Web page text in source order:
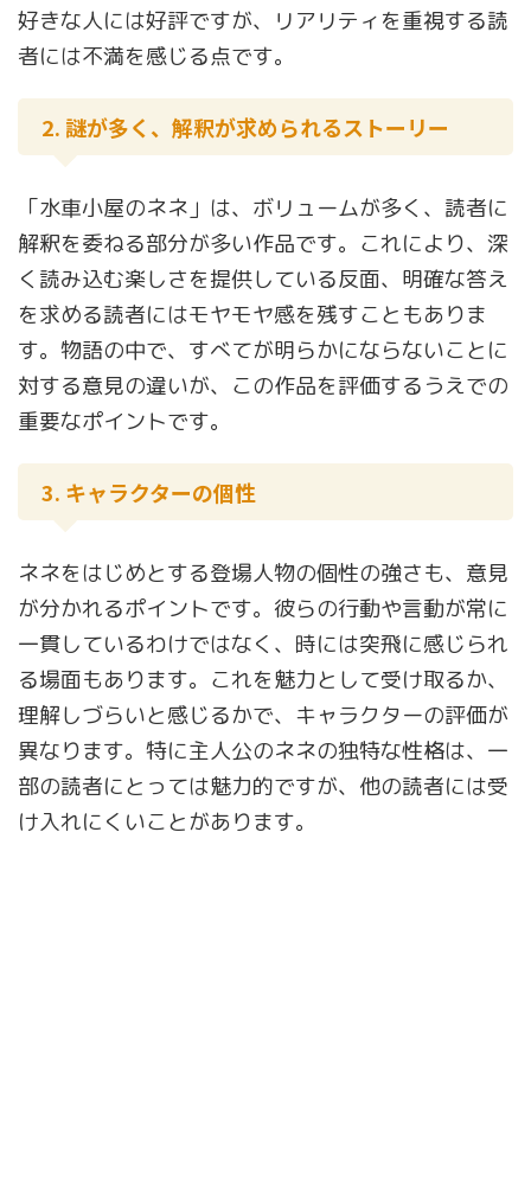
好きな人には好評ですが、リアリティを重視する読
者には不満を感じる点です。
2. 謎が多く、解釈が求められるストーリー
「水車小屋のネネ」は、ボリュームが多く、読者に
解釈を委ねる部分が多い作品です。これにより、深
く読み込む楽しさを提供している反面、明確な答え
を求める読者にはモヤモヤ感を残すこともありま
す。物語の中で、すべてが明らかにならないことに
対する意見の違いが、この作品を評価するうえでの
重要なポイントです。
3. キャラクターの個性
ネネをはじめとする登場人物の個性の強さも、意見
が分かれるポイントです。彼らの行動や言動が常に
一貫しているわけではなく、時には突飛に感じられ
る場面もあります。これを魅力として受け取るか、
理解しづらいと感じるかで、キャラクターの評価が
異なります。特に主人公のネネの独特な性格は、一
部の読者にとっては魅力的ですが、他の読者には受
け入れにくいことがあります。